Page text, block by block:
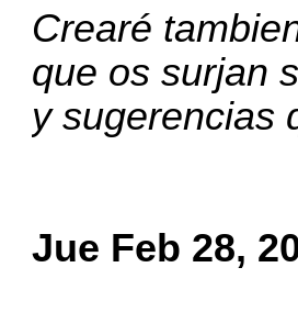
Crearé
que os surjan
y sugerencias
Jue Feb 28,